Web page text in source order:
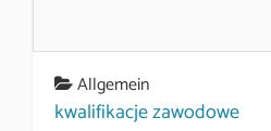
Allgemein
kwalifikacje zawodowe